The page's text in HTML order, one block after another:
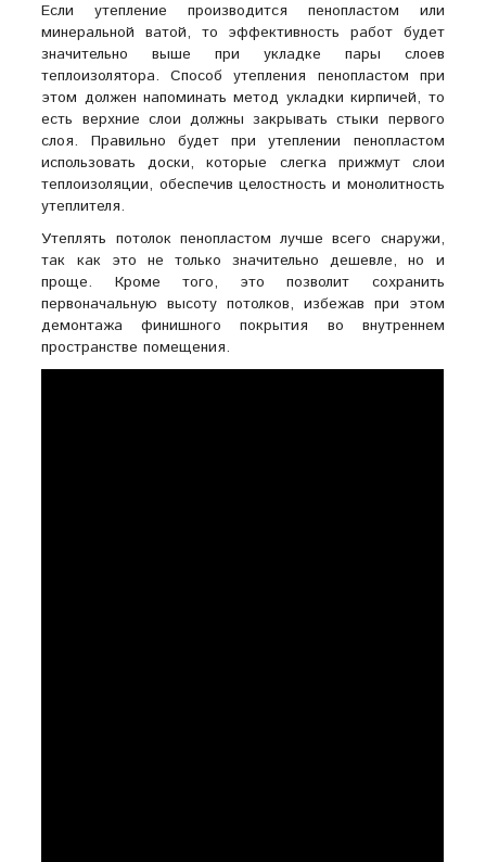
Если утепление производится пенопластом или
минеральной ватой, то эффективность работ будет
значительно выше при укладке пары слоев
теплоизолятора. Способ утепления пенопластом при
этом должен напоминать метод укладки кирпичей, то
есть верхние слои должны закрывать стыки первого
слоя. Правильно будет при утеплении пенопластом
использовать доски, которые слегка прижмут слои
теплоизоляции, обеспечив целостность и монолитность
утеплителя.
Утеплять потолок пенопластом лучше всего снаружи,
так как это не только значительно дешевле, но и
проще. Кроме того, это позволит сохранить
первоначальную высоту потолков, избежав при этом
демонтажа финишного покрытия во внутреннем
пространстве помещения.